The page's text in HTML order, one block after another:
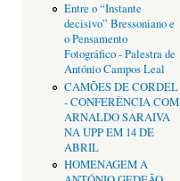
Entre o “Instante
decisivo” Bressoniano e
o Pensamento
Fotográfico - Palestra de
António Campos Leal
CAMÕES DE CORDEL
- CONFERÊNCIA COM
ARNALDO SARAIVA
NA UPP EM 14 DE
ABRIL
HOMENAGEM A